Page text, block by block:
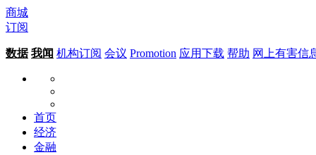
商城
订阅
数据 我闻 机构订阅 会议 Promotion 应用下载 帮助 网上有害信
首页
经济
金融